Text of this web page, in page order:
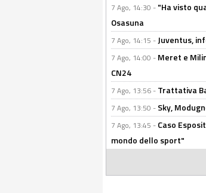
7 Ago, 14:30 - "Ha visto
Osasuna
7 Ago, 14:15 - Juventus,
7 Ago, 14:00 - Meret e
CN24
7 Ago, 13:56 - Trattativa
7 Ago, 13:50 - Sky,
7 Ago, 13:45 - Caso
mondo dello sport"